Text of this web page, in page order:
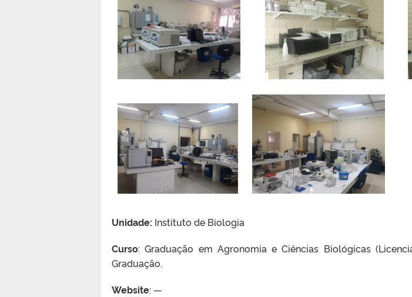
Unidade: Instituto de Biologia
Curso: Graduação em Agronomia e Ciências Biológicas
Graduação.
Website: —